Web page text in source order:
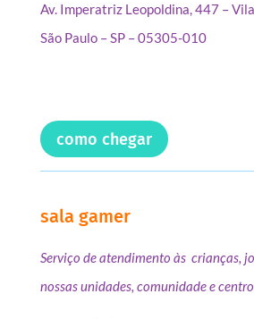
Av. Imperatriz Leopoldina, 447 –
São Paulo – SP – 05305-010
como chegar
sala gamer
Serviço de atendimento às crianças,
nossas unidades, comunidade e